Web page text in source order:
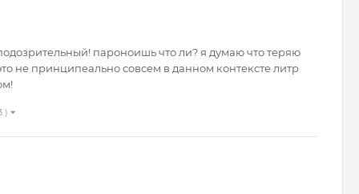
пароноишь что ли? я думаю что теряю
не принципеально совсем в данном контексте литр
)